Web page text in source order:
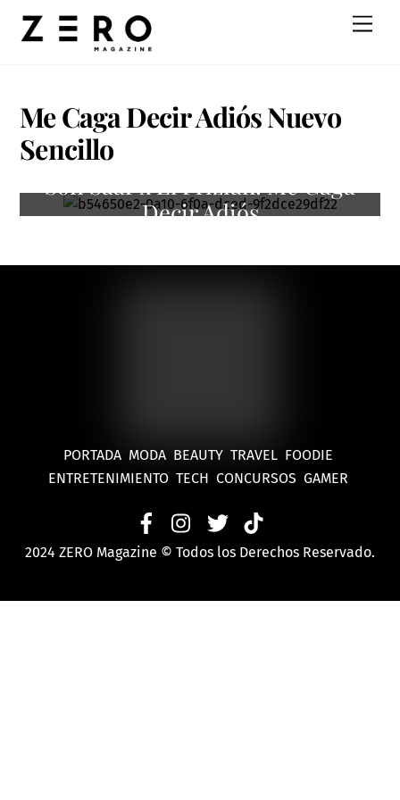
Me Caga Decir Adiós Nuevo
Sencillo
Decir Adiós
PORTADA MODA BEAUTY TRAVEL FOODIE
ENTRETENIMIENTO TECH CONCURSOS GAMER
2024 ZERO Magazine © Todos los Derechos Reservado.